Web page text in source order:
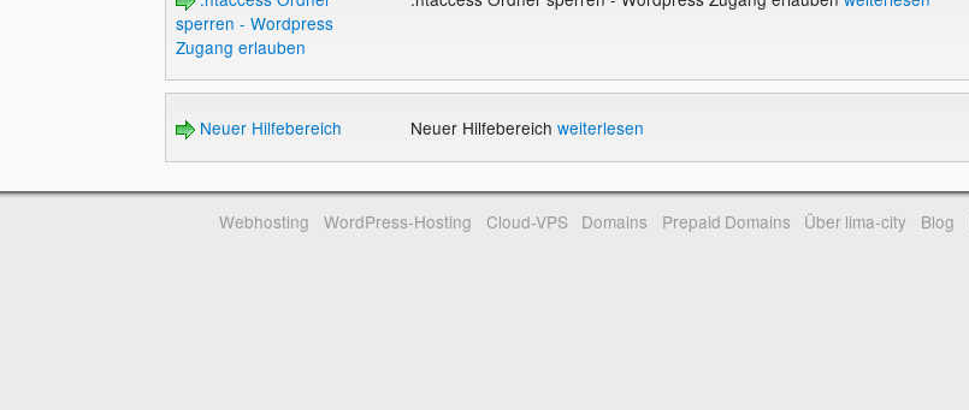
sperren - Wordpress
Zugang erlauben
Neuer Hilfebereich Neuer Hilfebereich weiterlesen
Webhosting WordPress-Hosting Cloud-VPS Domains Prepaid Domains Über lima-city Blog